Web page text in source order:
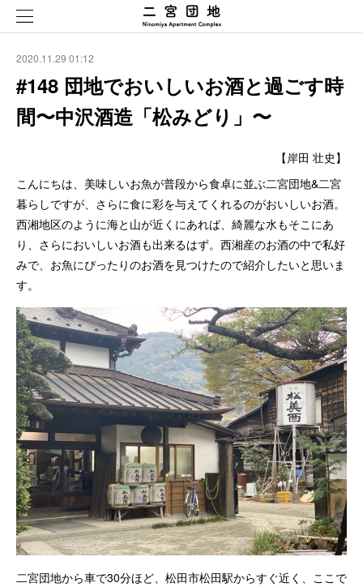
2020.11.29 01:12
#148 団地でおいしいお酒と過ごす時
間〜中沢酒造「松みどり」〜
【岸田 壮史】
こんにちは、美味しいお魚が普段から食卓に並ぶ二宮団地&二宮
暮らしですが、さらに食に彩を与えてくれるのがおいしいお酒。
西湘地区のように海と山が近くにあれば、綺麗な水もそこにあ
り、さらにおいしいお酒も出来るはず。西湘産のお酒の中で私好
みで、お魚にぴったりのお酒を見つけたので紹介したいと思いま
す。
二宮団地から車で30分ほど、松田市松田駅からすぐ近く、ここで